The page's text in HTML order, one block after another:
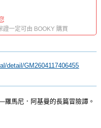
證一定可由 BOOKY 購買
detail/GM2604117406455
馬尼．阿基曼的長篇冒險譚。